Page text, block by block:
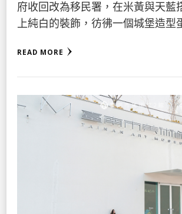
府收回改為移民署，在米黃與天藍
上純白的裝飾，彷彿一個城堡造
READ MORE